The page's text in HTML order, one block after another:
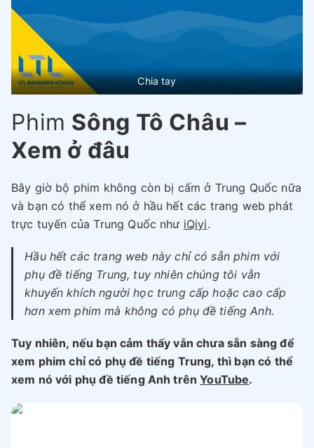
Chia tay
Phim Sông Tô Châu –
Xem ở đâu
Bây giờ bộ phim không còn bị cấm ở Trung Quốc nữa
và bạn có thể xem nó ở hầu hết các trang web phát
trực tuyến của Trung Quốc như iQiyi.
Hầu hết các trang web này chỉ có sẵn phim với
phụ đề tiếng Trung, tuy nhiên chúng tôi vẫn
khuyến khích người học trung cấp hoặc cao cấp
hơn xem phim mà không có phụ đề tiếng Anh.
Tuy nhiên, nếu bạn cảm thấy vẫn chưa sẵn sàng để
xem phim chỉ có phụ đề tiếng Trung, thì bạn có thể
xem nó với phụ đề tiếng Anh trênYouTube.